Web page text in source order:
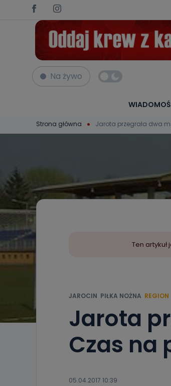
Na żywo
Strona główna Jarota przegrała dwa
Ten
JAROCIN PIŁKA NOŻNA REGION
Jarota
Czas na
05.04.2017 10:39